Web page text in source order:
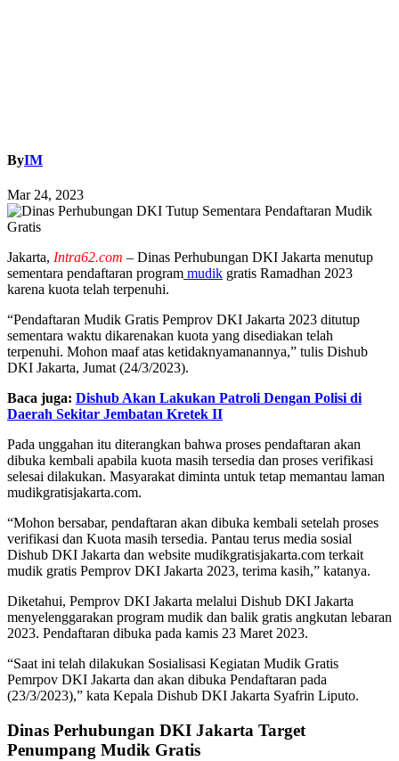
ByIM
Mar 24, 2023
Jakarta, Intra62.com – Dinas Perhubungan DKI Jakarta menutup
sementara pendaftaran program mudik gratis Ramadhan 2023
karena kuota telah terpenuhi.
“Pendaftaran Mudik Gratis Pemprov DKI Jakarta 2023 ditutup
sementara waktu dikarenakan kuota yang disediakan telah
terpenuhi. Mohon maaf atas ketidaknyamanannya,” tulis Dishub
DKI Jakarta, Jumat (24/3/2023).
Baca juga: Dishub Akan Lakukan Patroli Dengan Polisi di
Daerah Sekitar Jembatan Kretek II
Pada unggahan itu diterangkan bahwa proses pendaftaran akan
dibuka kembali apabila kuota masih tersedia dan proses verifikasi
selesai dilakukan. Masyarakat diminta untuk tetap memantau laman
mudikgratisjakarta.com.
“Mohon bersabar, pendaftaran akan dibuka kembali setelah proses
verifikasi dan Kuota masih tersedia. Pantau terus media sosial
Dishub DKI Jakarta dan website mudikgratisjakarta.com terkait
mudik gratis Pemprov DKI Jakarta 2023, terima kasih,” katanya.
Diketahui, Pemprov DKI Jakarta melalui Dishub DKI Jakarta
menyelenggarakan program mudik dan balik gratis angkutan lebaran
2023. Pendaftaran dibuka pada kamis 23 Maret 2023.
“Saat ini telah dilakukan Sosialisasi Kegiatan Mudik Gratis
Pemrpov DKI Jakarta dan akan dibuka Pendaftaran pada
(23/3/2023),” kata Kepala Dishub DKI Jakarta Syafrin Liputo.
Dinas Perhubungan DKI Jakarta Target
Penumpang Mudik Gratis